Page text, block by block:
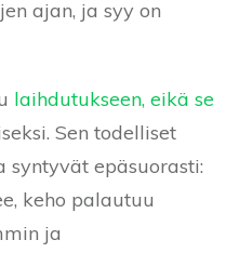
ajan, ja syy on
laihdutukseen, eikä se
Sen todelliset
syntyvät epäsuorasti:
keho palautuu
ja